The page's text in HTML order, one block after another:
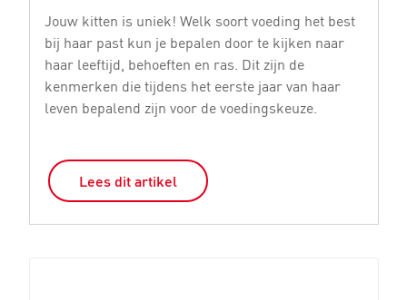
Jouw kitten is uniek! Welk soort voeding het best
bij haar past kun je bepalen door te kijken naar
haar leeftijd, behoeften en ras. Dit zijn de
kenmerken die tijdens het eerste jaar van haar
leven bepalend zijn voor de voedingskeuze.
Lees dit artikel